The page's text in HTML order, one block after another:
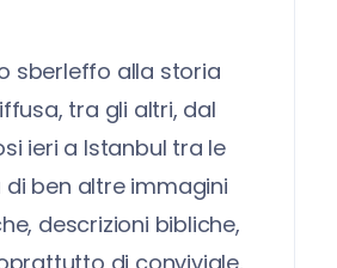
sberleffo alla storia
tra gli altri, dal
ieri a Istanbul tra le
ben altre immagini
descrizioni bibliche,